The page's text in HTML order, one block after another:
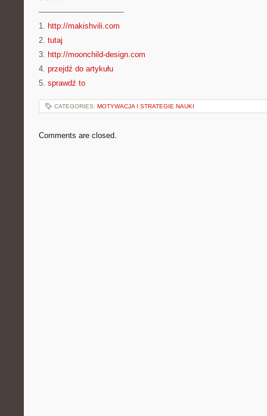
———————————
1. http://makishvili.com
2. tutaj
3. http://moonchild-design.com
4. przejdź do artykułu
5. sprawdź to
CATEGORIES: MOTYWACJA I STRATEGIE NAUKI
Comments are closed.